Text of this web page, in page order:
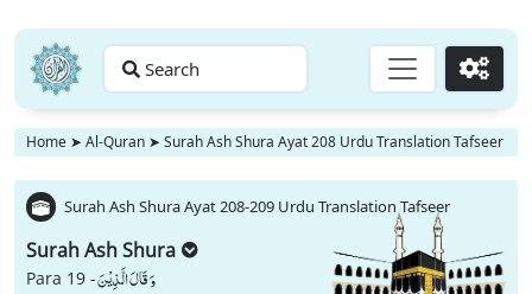
Search Go
Home ➤ Al-Quran ➤ Surah Ash Shura Ayat 208 Urdu Translation Tafseer
Surah Ash Shura Ayat 208-209 Urdu Translation Tafseer
Surah Ash Shura
Para 19 -وَ قَالَ الَّذِیْنَ